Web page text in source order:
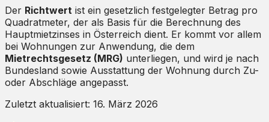
Der Richtwert ist ein gesetzlich festgelegter Betrag pro
Quadratmeter, der als Basis für die Berechnung des
Hauptmietzinses in Österreich dient. Er kommt vor allem
bei Wohnungen zur Anwendung, die dem
Mietrechtsgesetz (MRG) unterliegen, und wird je nach
Bundesland sowie Ausstattung der Wohnung durch Zu-
oder Abschläge angepasst.
Zuletzt aktualisiert: 16. März 2026